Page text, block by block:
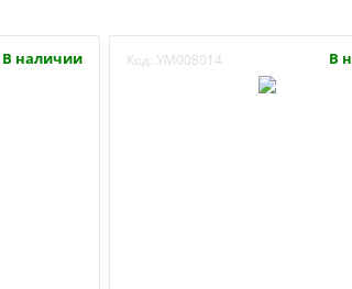
В наличии Код: УМ008014 В